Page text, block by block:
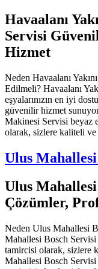
Havaalanı
Servisi
Hizmet
Neden Havaalanı
Edilmeli? Havaalanı
eşyalarınızın en iyi
güvenilir hizmet
Makinesi Servisi beyaz
olarak, sizlere kaliteli
Ulus
Ulus
Çözümler,
Neden Ulus Mahallesi
Mahallesi Bosch Servisi
tamircisi olarak, sizlere
Mahallesi Bosch Servisi